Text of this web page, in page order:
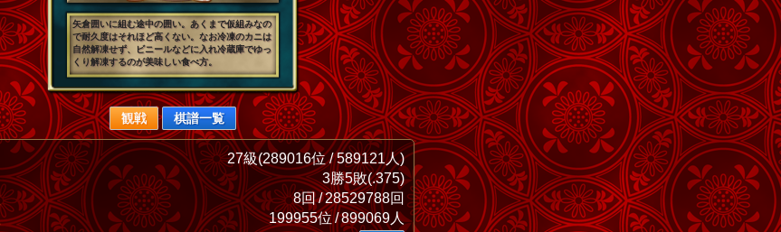
矢倉囲いに組む途中の囲い。あくまで仮組みなの
で耐久度はそれほど高くない。なお冷凍のカニは
自然解凍せず、ビニールなどに入れ冷蔵庫でゆっ
くり解凍するのが美味しい食べ方。
観戦 棋譜一覧
27級(289016位 / 589121人)
3勝5敗(.375)
8回 / 28529788回
199955位 / 899069人